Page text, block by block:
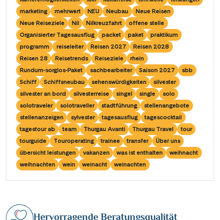
marketing
mehrwert NEU Neubau
Neue Reisen
Neue Reiseziele
Nil Nilkreuzfahrt
offene stelle
Organisierter Tagesausflug
packet paket
praktikum
programm
reiseleiter Reisen 2027
Reisen 2028
Reisen 28
Reisetrends Reiseziele
rhein
Rundum-sorglos-Paket
sachbearbeiter Saison 2027
sbb
Schiff
Schiffsneubau sehenswürdigkeiten
silvester
silvester an bord
silvesterreise singel single
solo
solotraveler
solotraveller stadtführung
stellenangebote
stellenanzeigen
sylvester tagesausflug
tagescocktail
tagestour ab
team Thurgau Avanti Thurgau Travel
tour
tourguide
Touroperating trainee transfer
Über uns
übersicht leistungen
vakanzen was ist enthalten
weihnacht
weihnachten
wein weinacht weinachten
Saar (10)
Seine, Oise & Schelde(6)
Spree (4)
Weser, Ems & Hunte(2)
Weser, Ems-/ Mittellandkanal (15)
Porta Nigra(11)
Reichsburg Cochem(14)
Saarschleife(7)
Schiffshebewerk Arzviller (3)
Schiffshebewerk Niederfinow(19)
Schiffshebewerk Scharnebeck(8)
Schloss Heidelberg(6)
Schloss Sanssouci (11)
Schloss Schönbrunn(5)
Schlögener Schlinge(8)
Stift Melk
Passau(7)
Porto(12)
Potsdam(1)
Regensburg(1)
Rotterdam (2)
Saarbrücken(5)
Saarburg(1)
Stralsund(6)
Strasbourg(1)
Valence